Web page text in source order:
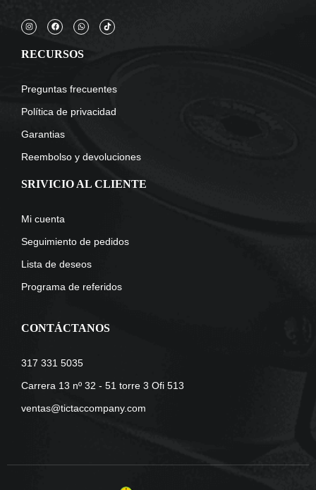
RECURSOS
Preguntas frecuentes
Política de privacidad
Garantias
Reembolso y devoluciones
SRIVICIO AL CLIENTE
Mi cuenta
Seguimiento de pedidos
Lista de deseos
Programa de referidos
CONTÁCTANOS
317 331 5035
Carrera 13 nº 32 - 51 torre 3 Ofi 513
ventas@tictaccompany.com